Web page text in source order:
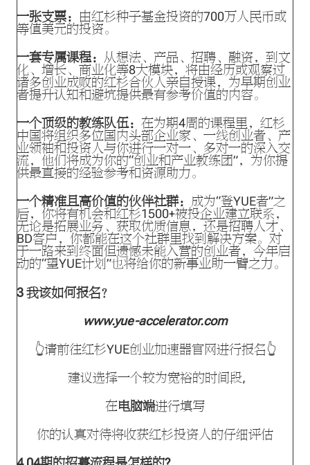
一张支票： 由红杉种子基金投资的700万人民币或
等值美元的投资。
一套专属课程： 从想法、产品、招聘、融资，到文
化、增长、商业化等8大模块，将由经历或观察过
诸多创业成败的红杉合伙人亲自授课，为早期创业
者提升认知和避坑提供最有参考价值的内容。
一个顶级的教练队伍： 在为期4周的课程里，红杉
中国将组织多位国内头部企业家、一线创业者、产
业领袖和投资人与你进行一对一、多对一的深入交
流，他们将成为你的“创业和产业教练团”，为你提
供最直接的经验参考和资源助力。
一个精准且高价值的伙伴社群： 成为“登YUE者”之
后，你将有机会和红杉1500+被投企业建立联系，
无论是拓展业务、获取优质信息，还是招聘人才、
BD客户，你都能在这个社群里找到解决方案。对
于一路来到终面但遗憾未能入营的创业者，今年启
动的“望YUE计划”也将给你的新事业助一臂之力。
3我该如何报名？
www.yue-accelerator.com
👆请前往红杉YUE创业加速器官网进行报名👆
建议选择一个较为宽裕的时间段,
在电脑端进行填写
你的认真对待将收获红杉投资人的仔细评估